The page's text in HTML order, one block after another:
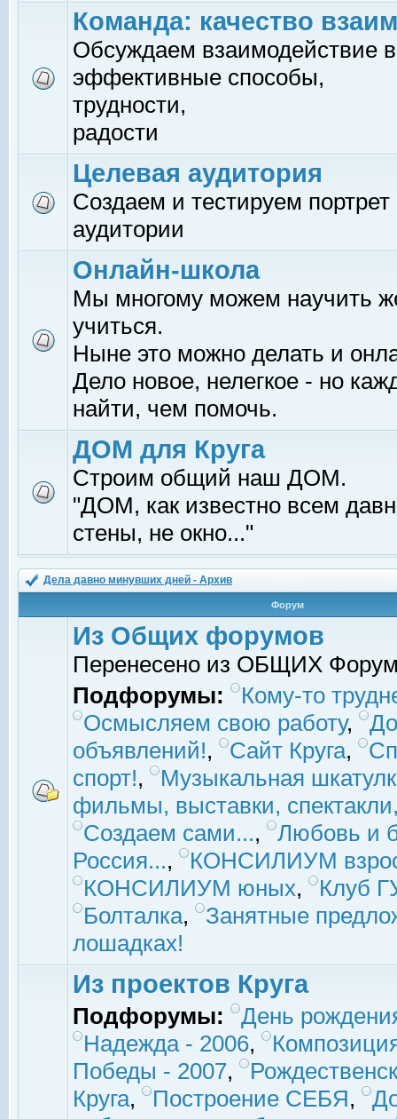
Команда: качество
Обсуждаем взаимодействие
эффективные способы,
трудности,
радости
Целевая аудитория
Создаем и тестируем
аудитории
Онлайн-школа
Мы многому можем научить
учиться.
Ныне это можно делать и
Дело новое, нелегкое - но
найти, чем помочь.
ДОМ для Круга
Строим общий наш ДОМ.
"ДОМ, как известно всем
стены, не окно..."
Дела давно минувших дней - Архив
Форум
Из Общих форумов
Перенесено из ОБЩИХ
Подфорумы:
Кому-то
Осмысляем свою работу,
объявлений!, Сайт Круга,
спорт!,
Музыкальная
фильмы, выставки,
Создаем сами...,
Любовь и
Россия...,
КОНСИЛИУМ
КОНСИЛИУМ юных,
Клуб
Болталка,
Занятные
лошадках!
Из проектов Круга
Подфорумы:
День
Надежда - 2006,
Победы - 2007,
Круга, Построение СЕБЯ,